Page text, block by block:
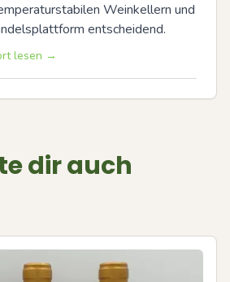
Weinkellern und
entscheidend.
lesen →
dir auch